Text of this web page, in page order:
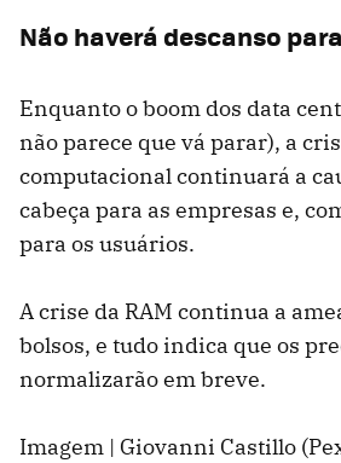
Não haverá descanso
Enquanto o boom dos data
não parece que vá parar), a
computacional continuará a
cabeça para as empresas e,
para os usuários.
A crise da RAM continua a
bolsos, e tudo indica que os
normalizarão em breve.
Imagem | Giovanni Castillo